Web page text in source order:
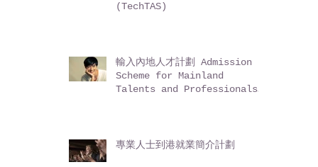
(TechTAS)
輸入內地人才計劃 Admission
Scheme for Mainland
Talents and Professionals
專業人士到港就業簡介計劃